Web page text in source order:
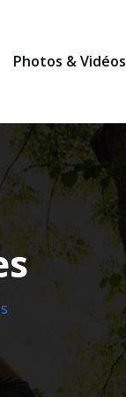
Photos & Vidéos